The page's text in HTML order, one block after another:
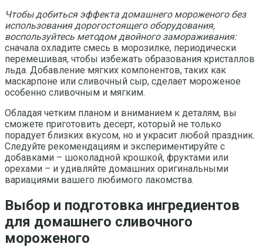
Чтобы добиться эффекта домашнего мороженого без
использования дорогостоящего оборудования,
воспользуйтесь методом двойного замораживания:
сначала охладите смесь в морозилке, периодически
перемешивая, чтобы избежать образования кристаллов
льда. Добавление мягких компонентов, таких как
маскарпоне или сливочный сыр, сделает мороженое
особенно сливочным и мягким.
Обладая четким планом и вниманием к деталям, вы
сможете приготовить десерт, который не только
порадует близких вкусом, но и украсит любой праздник.
Следуйте рекомендациям и экспериментируйте с
добавками – шоколадной крошкой, фруктами или
орехами – и удивляйте домашних оригинальными
вариациями вашего любимого лакомства.
Выбор и подготовка ингредиентов
для домашнего сливочного
мороженого